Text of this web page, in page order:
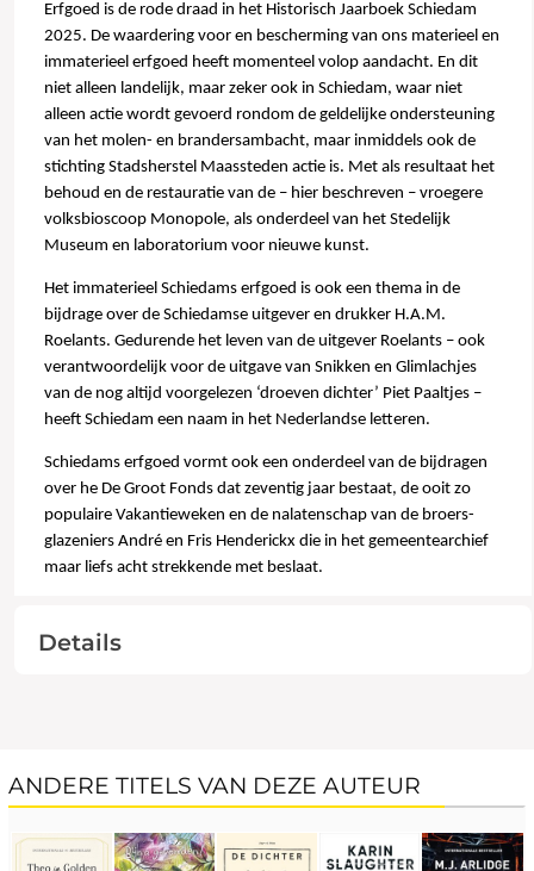
Erfgoed is de rode draad in het Historisch Jaarboek Schiedam
2025. De waardering voor en bescherming van ons materieel en
immaterieel erfgoed heeft momenteel volop aandacht. En dit
niet alleen landelijk, maar zeker ook in Schiedam, waar niet
alleen actie wordt gevoerd rondom de geldelijke ondersteuning
van het molen- en brandersambacht, maar inmiddels ook de
stichting Stadsherstel Maassteden actie is. Met als resultaat het
behoud en de restauratie van de – hier beschreven – vroegere
volksbioscoop Monopole, als onderdeel van het Stedelijk
Museum en laboratorium voor nieuwe kunst.
Het immaterieel Schiedams erfgoed is ook een thema in de
bijdrage over de Schiedamse uitgever en drukker H.A.M.
Roelants. Gedurende het leven van de uitgever Roelants – ook
verantwoordelijk voor de uitgave van Snikken en Glimlachjes
van de nog altijd voorgelezen ‘droeven dichter’ Piet Paaltjes –
heeft Schiedam een naam in het Nederlandse letteren.
Schiedams erfgoed vormt ook een onderdeel van de bijdragen
over he De Groot Fonds dat zeventig jaar bestaat, de ooit zo
populaire Vakantieweken en de nalatenschap van de broers-
glazeniers André en Fris Henderickx die in het gemeentearchief
maar liefs acht strekkende met beslaat.
Details
ANDERE TITELS VAN DEZE AUTEUR